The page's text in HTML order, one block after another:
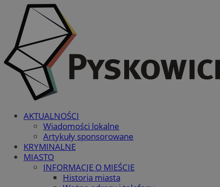
AKTUALNOŚCI
Wiadomości lokalne
Artykuły sponsorowane
KRYMINALNE
MIASTO
INFORMACJE O MIEŚCIE
Historia miasta